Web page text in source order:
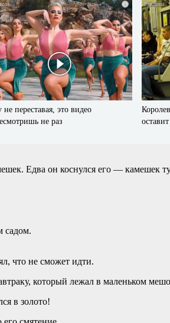
i
переставая, это видео
не раз
Едва он коснулся его — камешек
садом.
что не сможет идти.
который лежал в маленьком
в золото!